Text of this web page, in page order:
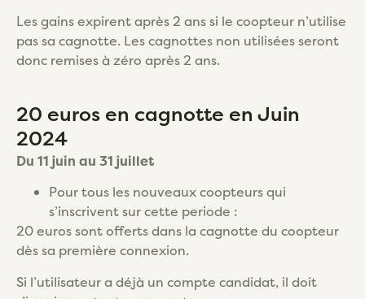
Les gains expirent après 2 ans si le coopteur n’utilise
pas sa cagnotte. Les cagnottes non utilisées seront
donc remises à zéro après 2 ans.
20 euros en cagnotte en Juin
2024
Du 11 juin au 31 juillet
Pour tous les nouveaux coopteurs qui
s’inscrivent sur cette periode :
20 euros sont offerts dans la cagnotte du coopteur
dès sa première connexion.
Si l’utilisateur a déjà un compte candidat, il doit